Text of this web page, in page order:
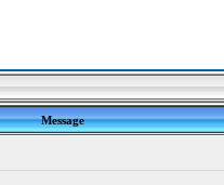
Message